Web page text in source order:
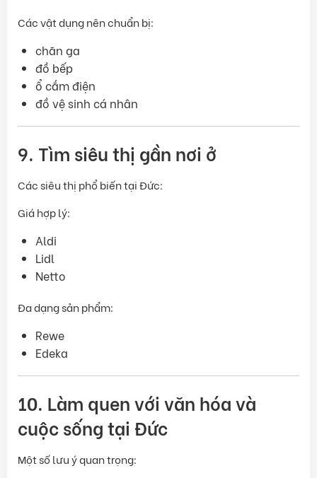
Các vật dụng nên chuẩn bị:
chăn ga
đồ bếp
ổ cắm điện
đồ vệ sinh cá nhân
9. Tìm siêu thị gần nơi ở
Các siêu thị phổ biến tại Đức:
Giá hợp lý:
Aldi
Lidl
Netto
Đa dạng sản phẩm:
Rewe
Edeka
10. Làm quen với văn hóa và
cuộc sống tại Đức
Một số lưu ý quan trọng: